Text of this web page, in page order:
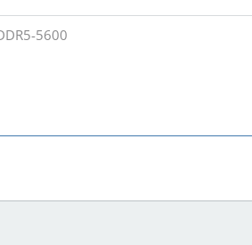
5600